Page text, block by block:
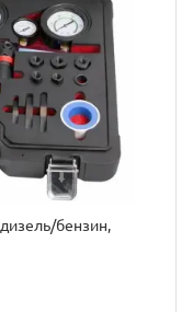
бензин,